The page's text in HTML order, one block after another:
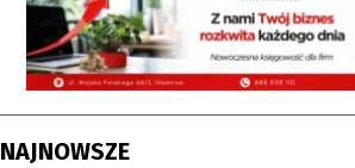
NAJNOWSZE